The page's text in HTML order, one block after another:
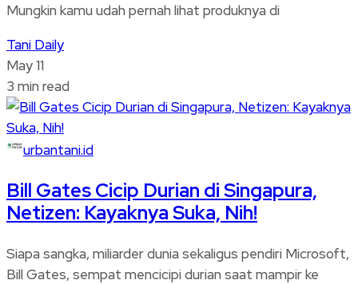
Mungkin kamu udah pernah lihat produknya di
Tani Daily
May 11
3 min read
urbantani.id
Bill Gates Cicip Durian di Singapura,
Netizen: Kayaknya Suka, Nih!
Siapa sangka, miliarder dunia sekaligus pendiri Microsoft,
Bill Gates, sempat mencicipi durian saat mampir ke